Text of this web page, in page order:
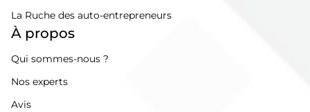
La Ruche des auto-entrepreneurs
À propos
Qui sommes-nous ?
Nos experts
Avis